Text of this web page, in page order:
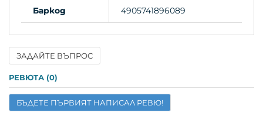
Баркод 4905741896089
ЗАДАЙТЕ ВЪПРОС
Име
Имейл
РЕВЮТА (0)
БЪДЕТЕ ПЪРВИЯТ НАПИСАЛ РЕВЮ!